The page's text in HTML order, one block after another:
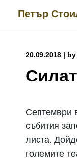
content
Петър
20.09.2018 | by
Септември
събития
листа.
големите